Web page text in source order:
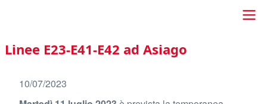
Main
navigation
Linee E23-E41-E42 ad Asiago
10/07/2023